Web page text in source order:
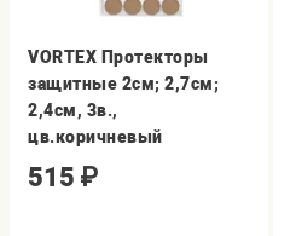
VORTEX Протекторы
защитные 2см; 2,7см;
2,4см, 3в.,
цв.коричневый
515 ₽